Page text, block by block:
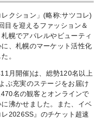
クション」(略称:サツコレ)
目を迎えるファッション＆
幌でアパレルやビューティ
、札幌のマーケット活性化
。
月開催)は、総勢120名以上
ぶ充実のステージをお届け
名の観客とオンラインで
沸かせました。また、イベ
2026SS』のチケット超速